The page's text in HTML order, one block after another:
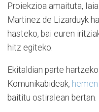
Proiekzioa amaituta,
Martinez de Lizarduyk
hasteko, bai euren
hitz egiteko.
Ekitaldian parte
Komunikabideak,
baititu ostiralean bertan.